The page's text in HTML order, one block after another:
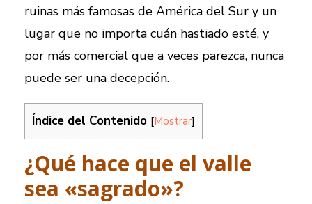
ruinas más famosas de América del Sur y un
lugar que no importa cuán hastiado esté, y
por más comercial que a veces parezca, nunca
puede ser una decepción.
Índice del Contenido [Mostrar]
¿Qué hace que el valle
sea «sagrado»?